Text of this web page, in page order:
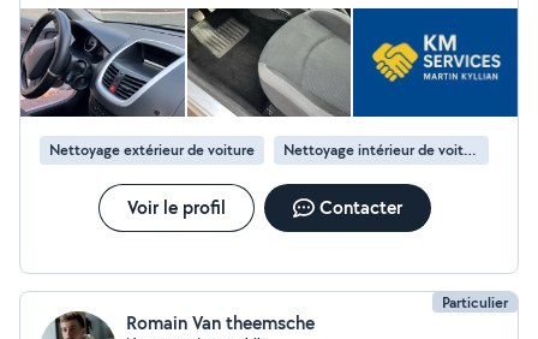
Nettoyage extérieur de voiture Nettoyage intérieur de voiture
Voir le profil Contacter
Particulier
Romain Van theemsche